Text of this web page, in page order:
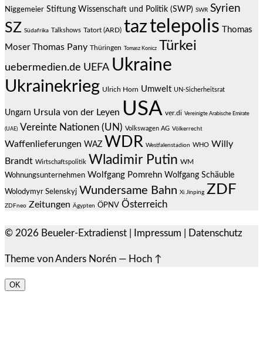
Niggemeier Stiftung Wissenschaft und Politik (SWP) SWR Syrien
SZ Südafrika Talkshows Tatort (ARD) taztelepolis
Thomas
Moser Thomas Pany Thüringen Tomasz Konicz Türkei
uebermedien.de UEFA Ukraine
Ukrainekrieg Ulrich Horn Umwelt UN-Sicherheitsrat
Ungarn Ursula von der Leyen USA ver.di Vereinigte Arabische Emirate
(UAE) Vereinte Nationen (UN) Volkswagen AG Völkerrecht
Waffenlieferungen WAZ WDR Westfalenstadion WHO Willy
Brandt Wirtschaftspolitik Wladimir Putin WM
Wohnungsunternehmen Wolfgang Pomrehn Wolfgang Schäuble
Wolodymyr Selenskyj Wundersame Bahn Xi Jinping ZDF
ZDFneo Zeitungen Ägypten ÖPNV Österreich
© 2026 Beueler-Extradienst Impressum Datenschutz
Theme vonAnders Norén — Hoch ↑
OK